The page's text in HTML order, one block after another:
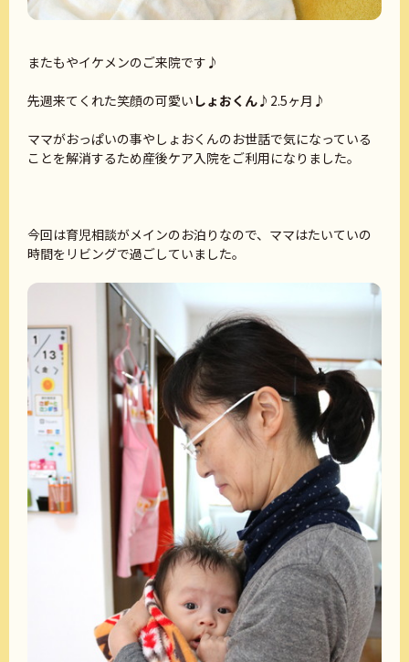
またもやイケメンのご来院です♪
先週来てくれた笑顔の可愛い しょおくん♪2.5ヶ月♪
ママがおっぱいの事やしょおくんのお世話で気になっている
ことを解消するため産後ケア入院をご利用になりました。
今回は育児相談がメインのお泊りなので、ママはたいていの
時間をリビングで過ごしていました。